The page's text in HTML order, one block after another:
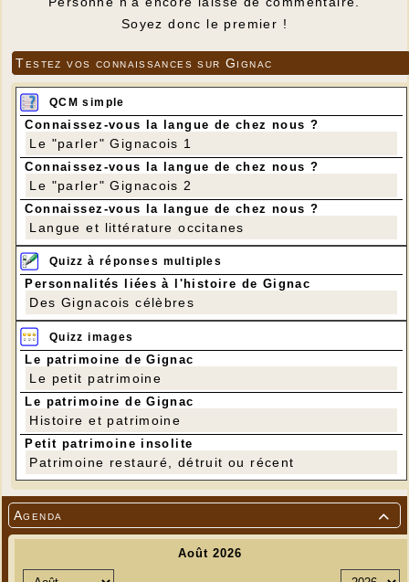

Agenda
Soyez donc le premier !
Testez vos connaissances sur Gignac
QCM simple
Connaissez-vous la langue de chez nous ?
Le "parler" Gignacois 1
Connaissez-vous la langue de chez nous ?
Le "parler" Gignacois 2
Connaissez-vous la langue de chez nous ?
Langue et littérature occitanes
Quizz à réponses multiples
Personnalités liées à l'histoire de Gignac
Des Gignacois célèbres
Quizz images
Le patrimoine de Gignac
Le petit patrimoine
Le patrimoine de Gignac
Histoire et patrimoine
Petit patrimoine insolite
Patrimoine restauré, détruit ou récent